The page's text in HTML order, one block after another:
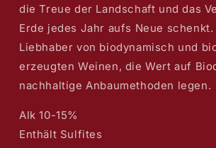
die Treue der Landschaft und das
Erde jedes Jahr aufs Neue
Liebhaber von biodynamisch und
erzeugten Weinen, die Wert auf
nachhaltige Anbaumethoden legen.
Alk 10-15%
Enthält Sulfites